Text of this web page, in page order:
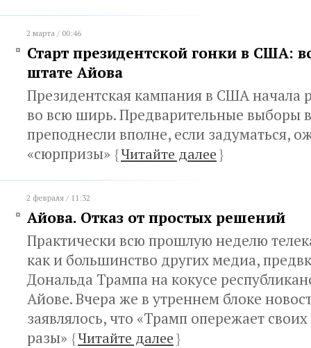
2 марта / 00:46
Старт президентской гонки в США:
штате Айова
Президентская кампания в США начала
во всю ширь. Предварительные выборы
преподнесли вполне, если задуматься,
«сюрпризы» {Читайте далее}
2 февраля / 11:32
Айова. Отказ от простых решений
Практически всю прошлую неделю
как и большинство других медиа,
Дональда Трампа на кокусе
Айове. Вчера же в утреннем блоке
заявлялось, что «Трамп опережает
разы» {Читайте далее}